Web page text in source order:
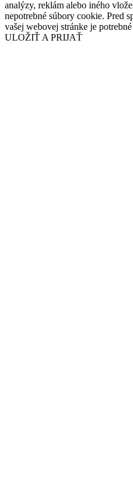
analýzy, reklám alebo iného
nepotrebné súbory cookie. Pred
vašej webovej stránke je
ULOŽIŤ A PRIJAŤ